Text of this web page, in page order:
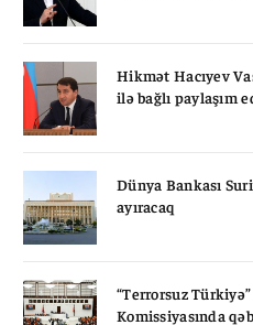
Hikmət Hacıyev
ilə bağlı paylaşım
Dünya Bankası
ayıracaq
“Terrorsuz
Komissiyasında